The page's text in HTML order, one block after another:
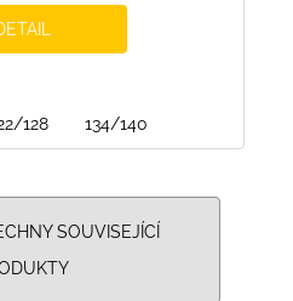
128 134/140
SOUVISEJÍCÍ